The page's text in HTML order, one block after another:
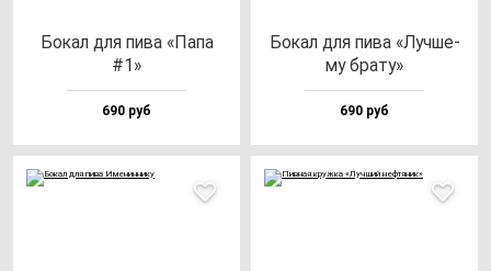
Бокал для пи­ва «Папа
#1»
690 руб
Бокал для пи­ва «Луч­ше­
му бра­ту»
690 руб